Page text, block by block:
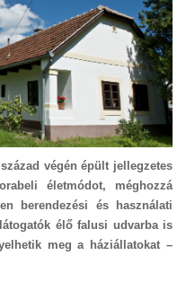
végén épült jellegzetes
életmódot, méghozzá
berendezési és használati
élő falusi udvarba is
meg a háziállatokat –